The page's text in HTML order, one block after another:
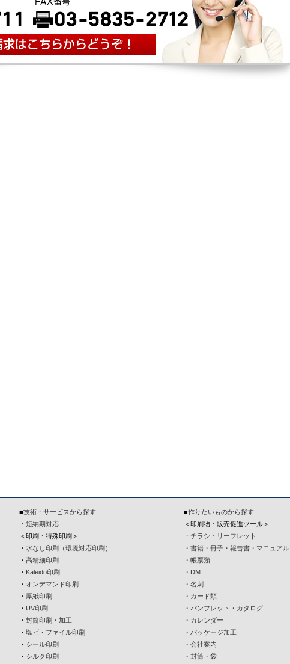
■技術・サービスから探す
・ 短納期対応
＜印刷・特殊印刷＞
・ 水なし印刷（環境対応印刷）
・ 高精細印刷
・ Kaleido印刷
・ オンデマンド印刷
・ 厚紙印刷
・ UV印刷
・ 封筒印刷・加工
・ 塩ビ・ファイル印刷
・ シール印刷
・ シルク印刷
■作りたいものから探す
＜印刷物・販売促進ツール＞
・ チラシ・リーフレット
・ 書籍・冊子・報告書・マニュアル
・ 帳票類
・ DM
・ 名刺
・ カード類
・ パンフレット・カタログ
・ カレンダー
・ パッケージ加工
・ 会社案内
・ 封筒・袋